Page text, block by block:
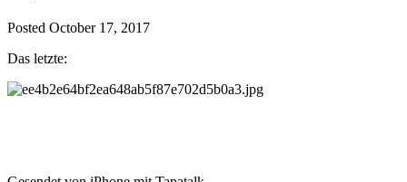
Posted October 17, 2017
Das letzte: